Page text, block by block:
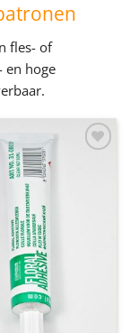
fles- of
en hoge